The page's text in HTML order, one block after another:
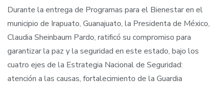
Durante la entrega de Programas para el Bienestar en el
municipio de Irapuato, Guanajuato, la Presidenta de México,
Claudia Sheinbaum Pardo, ratificó su compromiso para
garantizar la paz y la seguridad en este estado, bajo los
cuatro ejes de la Estrategia Nacional de Seguridad:
atención a las causas, fortalecimiento de la Guardia